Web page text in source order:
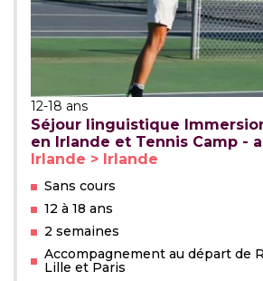
12-18 ans
Séjour linguistique
en Irlande et Tennis Camp -
Irlande > Irlande
Sans cours
12 à 18 ans
2 semaines
Accompagnement au départ de
Lille et Paris